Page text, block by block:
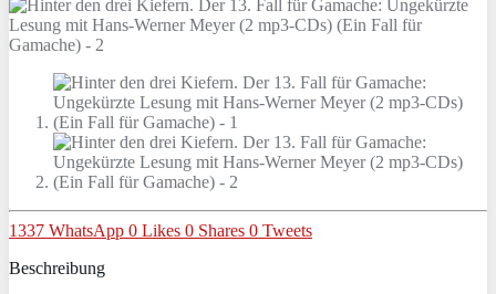
1337 WhatsApp 0 Likes 0 Shares 0 Tweets
Beschreibung